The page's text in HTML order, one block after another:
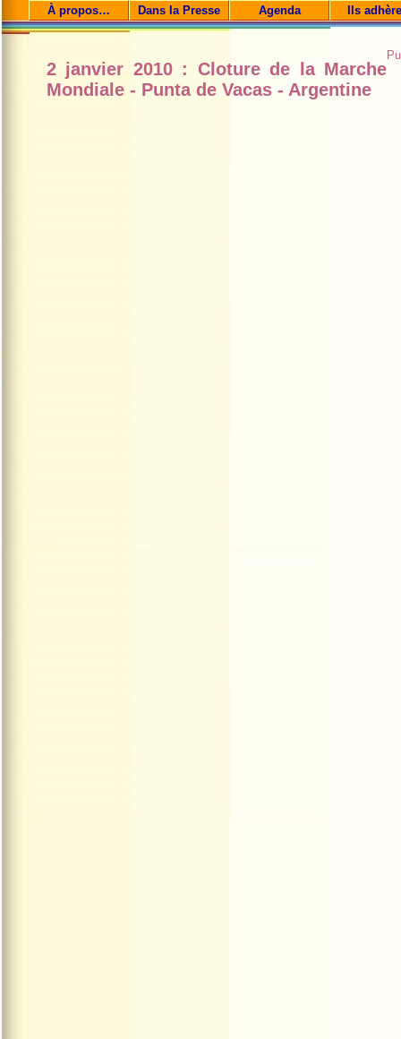
À propos… Dans la Presse Agenda Ils
2 janvier 2010 : Cloture de la Marche
Mondiale - Punta de Vacas - Argentine